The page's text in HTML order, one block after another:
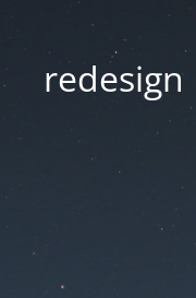
redesign